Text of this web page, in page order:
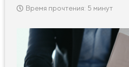
Время прочтения: 5 минут